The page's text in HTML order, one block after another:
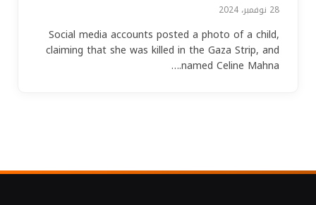
28 نوفمبر، 2024
Social media accounts posted a photo of a child,
claiming that she was killed in the Gaza Strip, and
named Celine Mahna.…